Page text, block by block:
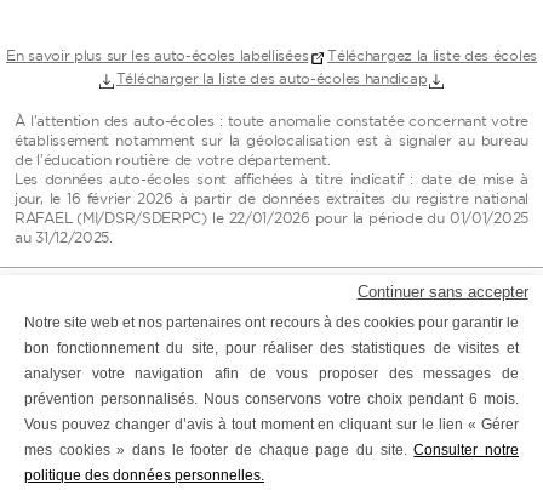
Notre site web et nos partenaires ont recours à des cookies pour garantir le
bon fonctionnement du site, pour réaliser des statistiques de visites et
analyser votre navigation afin de vous proposer des messages de
prévention personnalisés. Nous conservons votre choix pendant 6 mois.
Vous pouvez changer d’avis à tout moment en cliquant sur le lien « Gérer
mes cookies » dans le footer de chaque page du site.Consulter notre
politique des données personnelles.
Continuer sans accepter
En savoir plus sur les auto-écoles labellisées
Téléchargez la liste des écoles
Télécharger la liste des auto-écoles handicap
À l'attention des auto-écoles : toute anomalie constatée concernant votre
établissement notamment sur la géolocalisation est à signaler au bureau
de l'éducation routière de votre département.
Les données auto-écoles sont affichées à titre indicatif : date de mise à
jour, le 16 février 2026 à partir de données extraites du registre national
RAFAEL (MI/DSR/SDERPC) le 22/01/2026 pour la période du 01/01/2025
au 31/12/2025.
Accessibilité : partiellement conforme
www.securite-routiere.gouv.fr www.service-public.fr